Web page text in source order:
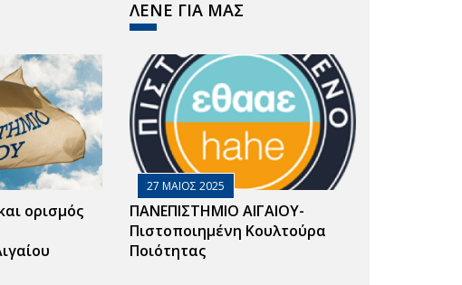
ορισμός
ΛΕΝΕ ΓΙΑ ΜΑΣ
27 ΜΑΙΟΣ 2025
ΠΑΝΕΠΙΣΤΗΜΙΟ ΑΙΓΑΙΟΥ-
Πιστοποιημένη Κουλτούρα
Ποιότητας